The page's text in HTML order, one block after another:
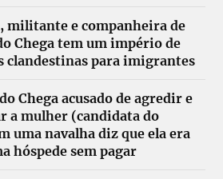
militante e companheira de
Chega tem um império de
clandestinas para imigrantes
Chega acusado de agredir e
a mulher (candidata do
uma navalha diz que ela era
hóspede sem pagar